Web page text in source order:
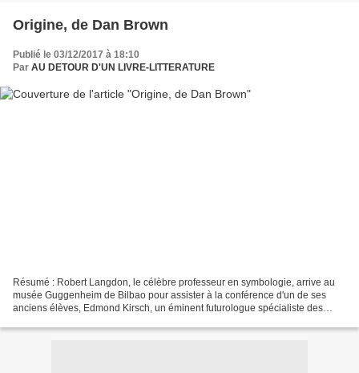
Origine, de Dan Brown
Publié le 03/12/2017 à 18:10
Par AU DETOUR D'UN LIVRE-LITTERATURE
Résumé : Robert Langdon, le célèbre professeur en symbologie, arrive au
musée Guggenheim de Bilbao pour assister à la conférence d'un de ses
anciens élèves, Edmond Kirsch, un éminent futurologue spécialiste des